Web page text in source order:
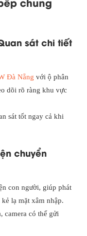
sát chi tiết
Đà Nẵng với ộ phân
dõi rõ ràng khu vực
sát tốt ngay cả khi
chuyển
con người, giúp phát
lạ mặt xâm nhập.
camera có thể gửi